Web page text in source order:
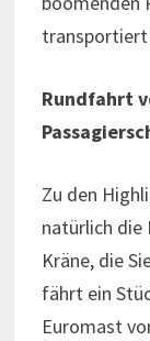
transportiert
Rundfahrt
Zu den
natürlich die
Kräne, die
fährt ein
Euromast